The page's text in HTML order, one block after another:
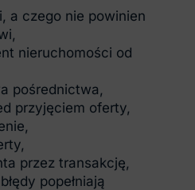
a czego nie powinien
nieruchomości od
pośrednictwa,
przyjęciem oferty,
przez transakcję,
popełniają